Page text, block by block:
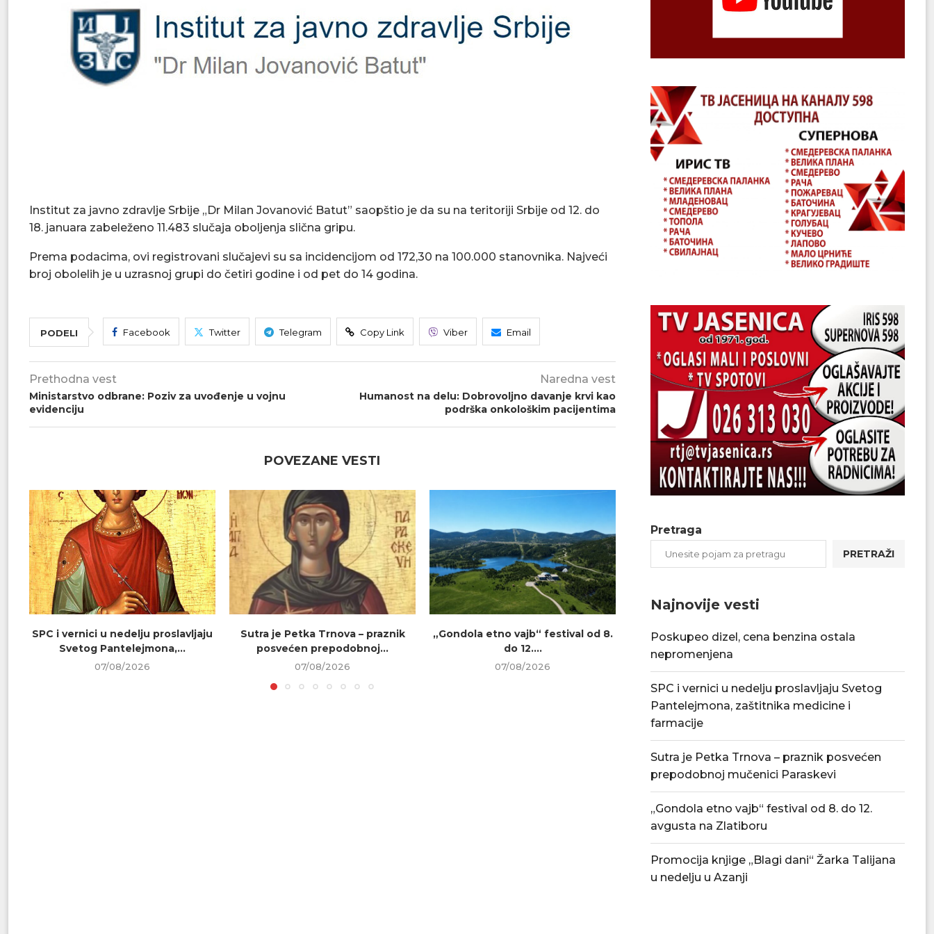
Institut za javno zdravlje Srbije „Dr Milan Jovanović Batut” saopštio je da su na teritoriji Srbije od 12. do
18. januara zabeleženo 11.483 slučaja oboljenja slična gripu.
Prema podacima, ovi registrovani slučajevi su sa incidencijom od 172,30 na 100.000 stanovnika. Najveći
broj obolelih je u uzrasnoj grupi do četiri godine i od pet do 14 godina.
PODELI Facebook Twitter Telegram Copy Link Viber Email
Prethodna vest
Ministarstvo odbrane: Poziv za uvođenje u vojnu
evidenciju
Naredna vest
Humanost na delu: Dobrovoljno davanje krvi kao
podrška onkološkim pacijentima
POVEZANE VESTI
SPC i vernici u nedelju proslavljaju
Svetog Pantelejmona,...
07/08/2026
Sutra je Petka Trnova – praznik
posvećen prepodobnoj...
07/08/2026
„Gondola etno vajb“ festival od 8.
do 12....
07/08/2026
Tradicionalna Azanjska pogačijada
8. avgusta
PU „Čika Jova
Pretraga
PRETRAŽI
Najnovije vesti
Poskupeo dizel, cena benzina ostala
nepromenjena
SPC i vernici u nedelju proslavljaju Svetog
Pantelejmona, zaštitnika medicine i
farmacije
Sutra je Petka Trnova – praznik posvećen
prepodobnoj mučenici Paraskevi
„Gondola etno vajb“ festival od 8. do 12.
avgusta na Zlatiboru
Promocija knjige „Blagi dani“ Žarka Talijana
u nedelju u Azanji